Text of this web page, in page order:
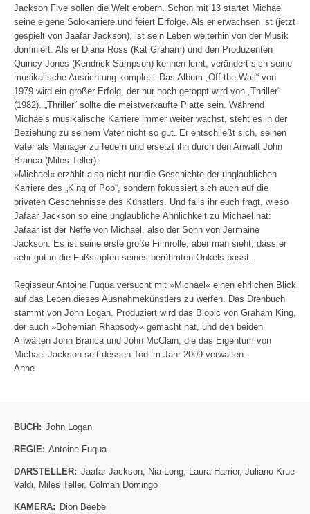
Jackson Five sollen die Welt erobern. Schon mit 13 startet Michael
seine eigene Solokarriere und feiert Erfolge. Als er erwachsen ist (jetzt
gespielt von Jaafar Jackson), ist sein Leben weiterhin von der Musik
dominiert. Als er Diana Ross (Kat Graham) und den Produzenten
Quincy Jones (Kendrick Sampson) kennen lernt, verändert sich seine
musikalische Ausrichtung komplett. Das Album „Off the Wall“ von
1979 wird ein großer Erfolg, der nur noch getoppt wird von „Thriller“
(1982). „Thriller“ sollte die meistverkaufte Platte sein. Während
Michaels musikalische Karriere immer weiter wächst, steht es in der
Beziehung zu seinem Vater nicht so gut. Er entschließt sich, seinen
Vater als Manager zu feuern und ersetzt ihn durch den Anwalt John
Branca (Miles Teller).
»Michael« erzählt also nicht nur die Geschichte der unglaublichen
Karriere des „King of Pop“, sondern fokussiert sich auch auf die
privaten Geschehnisse des Künstlers. Und falls ihr euch fragt, wieso
Jafaar Jackson so eine unglaubliche Ähnlichkeit zu Michael hat:
Jafaar ist der Neffe von Michael, also der Sohn von Jermaine
Jackson. Es ist seine erste große Filmrolle, aber man sieht, dass er
sehr gut in die Fußstapfen seines berühmten Onkels passt.
Regisseur Antoine Fuqua versucht mit »Michael« einen ehrlichen Blick
auf das Leben dieses Ausnahmekünstlers zu werfen. Das Drehbuch
stammt von John Logan. Produziert wird das Biopic von Graham King,
der auch »Bohemian Rhapsody« gemacht hat, und den beiden
Anwälten John Branca und John McClain, die das Eigentum von
Michael Jackson seit dessen Tod im Jahr 2009 verwalten.
Anne
BUCH: John Logan
REGIE: Antoine Fuqua
DARSTELLER: Jaafar Jackson Nia Long Laura Harrier, Juliano Krue
Valdi
Miles Teller, Colman Domingo
KAMERA: Dion Beebe